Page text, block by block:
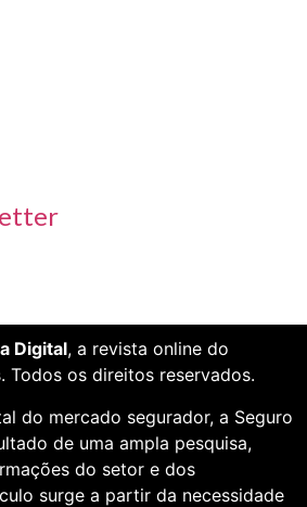
Digital, a revista online do
Todos os direitos reservados.
do mercado segurador, a Seguro
de uma ampla pesquisa,
do setor e dos
surge a partir da necessidade